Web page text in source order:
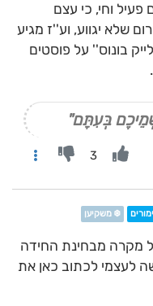
וחי, כי עצם
שלא יגווע, וע''ז מגיע
בונוס'' על פוסטים
בְּעִתָּם"
3
❄️ משקיען
מקרה מבחינת החידה
לעצמי לכתוב כאן את